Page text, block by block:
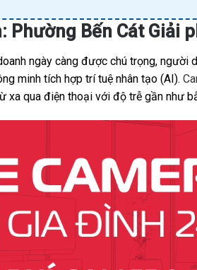
Phường Bến Cát Giải
ngày càng được chú trọng,
minh tích hợp trí tuệ nhân tạo (AI).
xa qua điện thoại với độ trễ gần như